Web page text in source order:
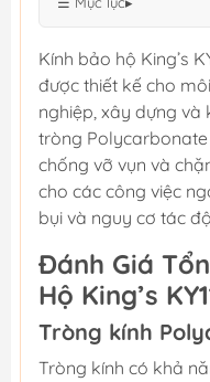
Kính bảo hộ King’s
được thiết kế cho
nghiệp, xây dựng và
tròng
chống vỡ vụn và
cho các công việc
bụi và nguy cơ tác
Đánh Giá
Hộ King’s
Tròng kính
Tròng kính có khả